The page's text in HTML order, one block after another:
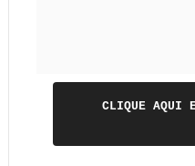
CLIQUE AQUI